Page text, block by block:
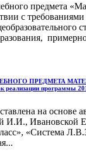
предмета
с
ПРЕДМЕТА
программы
на основе
И.И., Ивановской
«Система